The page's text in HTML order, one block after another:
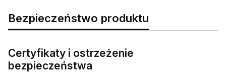
Bezpieczeństwo produktu
Certyfikaty i ostrzeżenie
bezpieczeństwa